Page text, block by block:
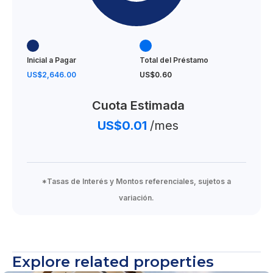
Inicial a Pagar
US$2,646.00
Total del Préstamo
US$0.60
Cuota Estimada
US$0.01 /mes
*Tasas de Interés y Montos referenciales, sujetos a
variación.
Explore related properties